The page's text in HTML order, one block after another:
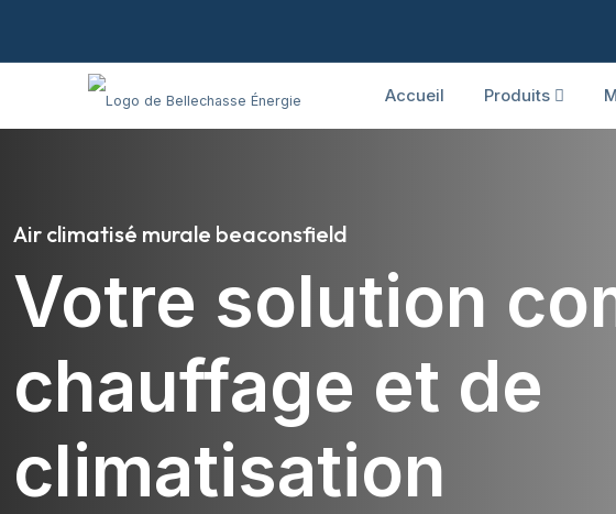
Accueil Produits
Air climatisé murale beaconsfield
Votre solution
chauffage et de
climatisation